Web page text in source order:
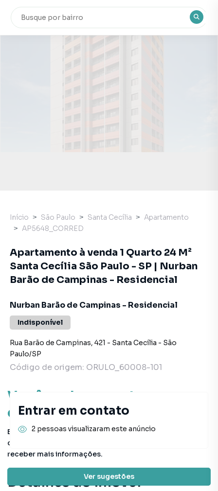
Você pode encontrar novas
oportunidades!
Este imóvel não está mais disponível, mas você pode
conferir outros em nosso site ou deixar seu contato para
receber mais informações.
Ver sugestões
Detalhes do imóvel
Início São Paulo Santa Cecília
Apartamento
AP5648_CORRED
Apartamento à venda 1 Quarto 24 M²
Santa Cecília São Paulo - SP | Nurban
Barão de Campinas - Residencial
Nurban Barão de Campinas - Residencial
Indisponível
Rua Barão de Campinas, 421 - Santa Cecília - São
Paulo/SP
Código de origem: ORULO_60008-101
Entrar em contato
2 pessoas visualizaram este anúncio